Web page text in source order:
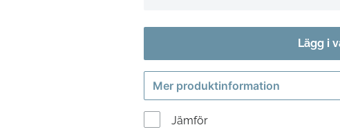
Lägg i
Mer produktinformation
Jämför